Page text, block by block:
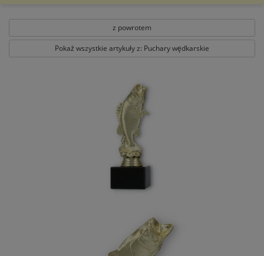
z powrotem
Pokaż wszystkie artykuły z: Puchary wędkarskie